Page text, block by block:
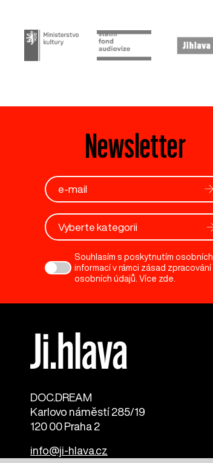
Newsletter
Vyberte kategorii
Souhlasím s poskytnutím osobních
informací v rámci zásad zpracování
osobních údajů. Více zde
DOC.DREAM​
Karlovo náměstí 285/19
120 00 Praha 2
info@ji-hlava.cz